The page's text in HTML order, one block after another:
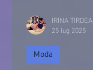
Moda
IRINA TIRDEA
25 lug 2025